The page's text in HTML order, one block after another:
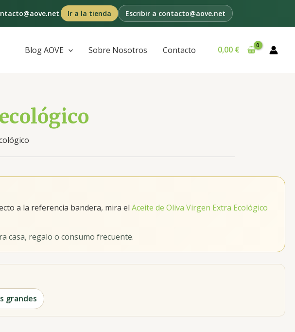
. Ir a la tienda Escribir a contacto@aove.net
Blog AOVE Sobre Nosotros Contacto 0,00 €
a la referencia bandera, mira el Aceite de Oliva Virgen Extra Ecológico
casa, regalo o consumo frecuente.
grandes